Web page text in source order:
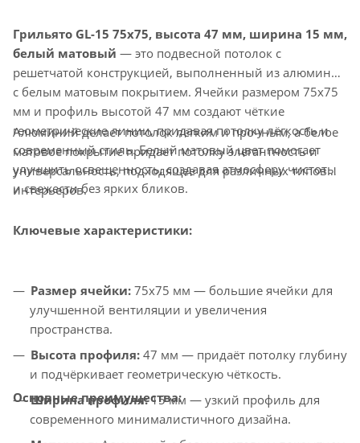
Грильято GL-15 75x75, высота 47 мм, ширина 15 мм,
белый матовый — это подвесной потолок с
решетчатой конструкцией, выполненный из алюминия
с белым матовым покрытием. Ячейки размером 75x75
мм и профиль высотой 47 мм создают чёткие
геометрические линии, придавая потолку лёгкость и
современный стиль. Белый матовый цвет помогает
улучшить освещенность, создавая атмосферу чистоты
и свежести без ярких бликов.
Алюминий делает потолок лёгким и прочным, а белое
матовое покрытие придаёт потолку элегантность и
универсальность, подходящее для различных типов
интерьеров.
Ключевые характеристики:
Размер ячейки: 75x75 мм — большие ячейки для
улучшенной вентиляции и увеличения
пространства.
Высота профиля: 47 мм — придаёт потолку глубину
и подчёркивает геометрическую чёткость.
Ширина профиля:15 мм — узкий профиль для
современного минималистичного дизайна.
Основные преимущества: